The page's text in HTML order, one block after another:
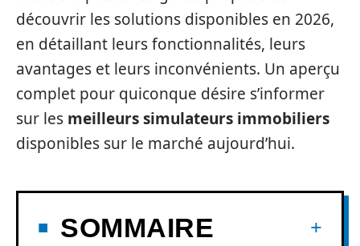
découvrir les solutions disponibles en 2026,
en détaillant leurs fonctionnalités, leurs
avantages et leurs inconvénients. Un aperçu
complet pour quiconque désire s’informer
sur les meilleurs simulateurs immobiliers
disponibles sur le marché aujourd’hui.
SOMMAIRE